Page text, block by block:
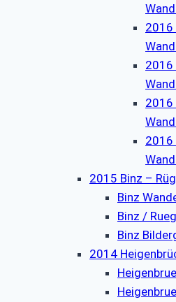
2016
2016
2016
2016
2015 Binz –
Binz
Binz /
Binz
2014